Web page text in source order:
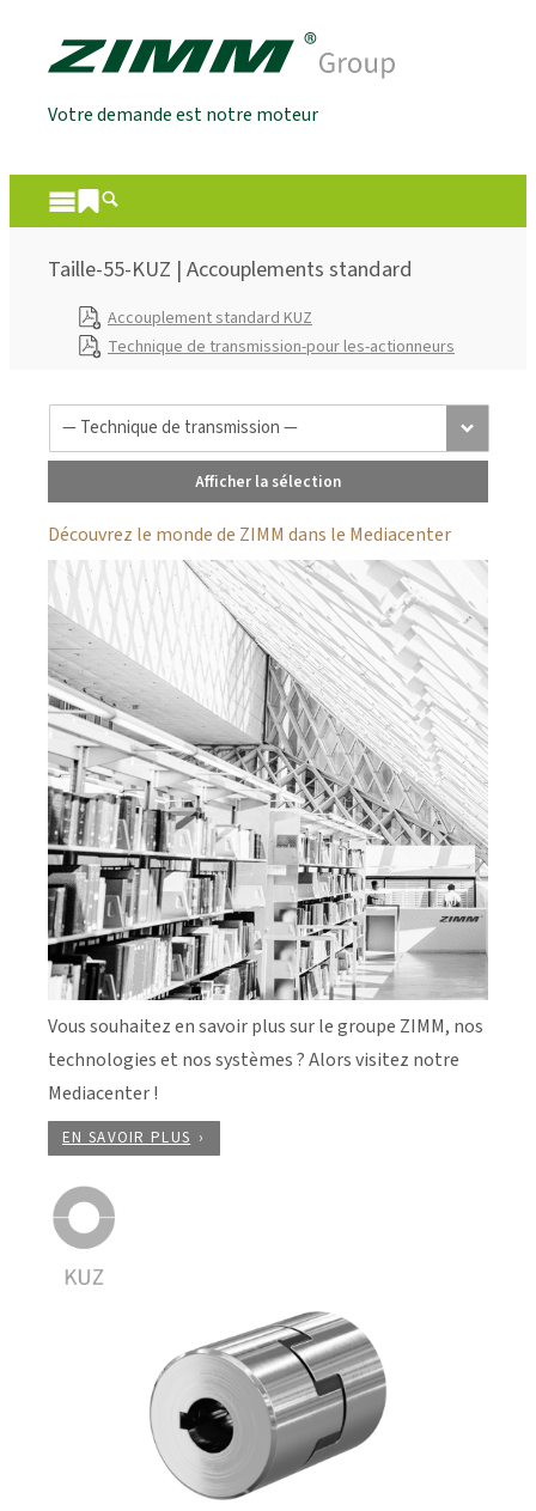
Votre demande est notre moteur
Taille-55-KUZ | Accouplements standard
Accouplement standard KUZ
Technique de transmission-pour les-actionneurs
Afficher la sélection
Découvrez le monde de ZIMM dans le Mediacenter
Vous souhaitez en savoir plus sur le groupe ZIMM, nos
technologies et nos systèmes ? Alors visitez notre
Mediacenter !
EN SAVOIR PLUS